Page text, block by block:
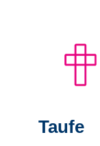
Taufe